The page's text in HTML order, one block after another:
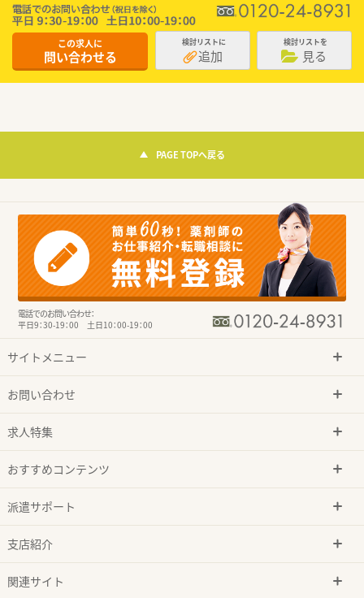
この求人に
問い合わせる
検討リストに
追加
検討リストを
見る
PAGE TOPへ戻る
電話でのお問い合わせ：
平日9：30-19：00 土日10：00-19：00
サイトメニュー
お問い合わせ
求人特集
おすすめコンテンツ
派遣サポート
支店紹介
関連サイト